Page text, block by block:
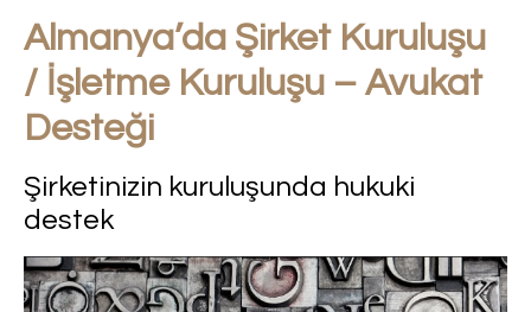
Almanya’da Şirket Kuruluşu
/ İşletme Kuruluşu – Avukat
Desteği
Şirketinizin kuruluşunda hukuki
destek